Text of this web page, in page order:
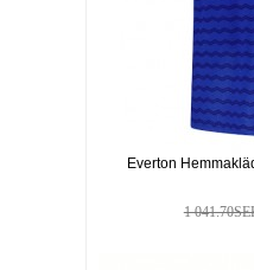
Everton
1